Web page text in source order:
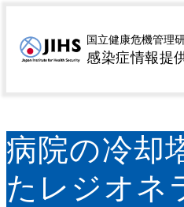
国立健康危機管理
感染症情報提
トップページ>サーベイラ
（IASR）> IASR特集記事>
病院の冷却
たレジオネ